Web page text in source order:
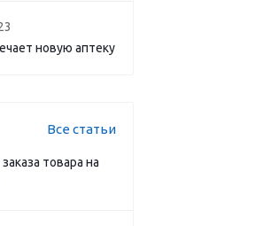
новую аптеку
Все статьи
товара на